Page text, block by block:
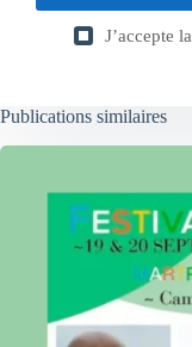
J’accepte la
Publications similaires